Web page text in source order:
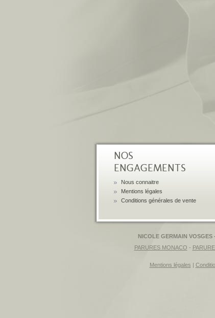
NOS
ENGAGEMENTS
Nous connaitre
Mentions légales
Conditions générales de vente
NICOLE GERMAIN
PARURES MONACO -
Mentions légales |